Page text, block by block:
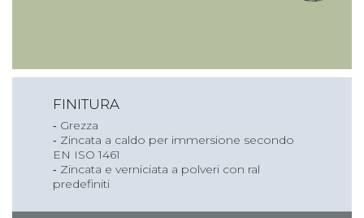
FINITURA
‐ Grezza
‐ Zincata a caldo per immersione secondo
EN ISO 1461
‐ Zincata e verniciata a polveri con ral
predefiniti